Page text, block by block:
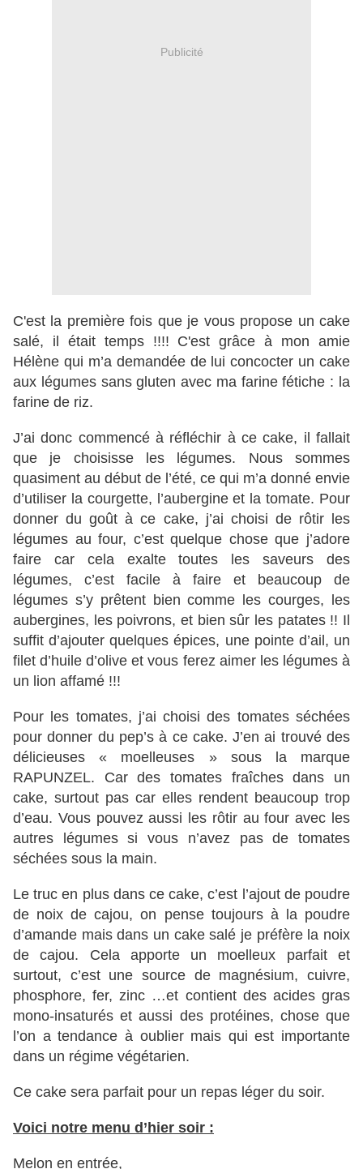
Publicité
C'est la première fois que je vous propose un cake
salé, il était temps !!!! C'est grâce à mon amie
Hélène qui m’a demandée de lui concocter un cake
aux légumes sans gluten avec ma farine fétiche : la
farine de riz.
J’ai donc commencé à réfléchir à ce cake, il fallait
que je choisisse les légumes. Nous sommes
quasiment au début de l’été, ce qui m’a donné envie
d’utiliser la courgette, l’aubergine et la tomate. Pour
donner du goût à ce cake, j’ai choisi de rôtir les
légumes au four, c’est quelque chose que j’adore
faire car cela exalte toutes les saveurs des
légumes, c’est facile à faire et beaucoup de
légumes s’y prêtent bien comme les courges, les
aubergines, les poivrons, et bien sûr les patates !! Il
suffit d’ajouter quelques épices, une pointe d’ail, un
filet d’huile d’olive et vous ferez aimer les légumes à
un lion affamé !!!
Pour les tomates, j’ai choisi des tomates séchées
pour donner du pep’s à ce cake. J’en ai trouvé des
délicieuses « moelleuses » sous la marque
RAPUNZEL. Car des tomates fraîches dans un
cake, surtout pas car elles rendent beaucoup trop
d’eau. Vous pouvez aussi les rôtir au four avec les
autres légumes si vous n’avez pas de tomates
séchées sous la main.
Le truc en plus dans ce cake, c’est l’ajout de poudre
de noix de cajou, on pense toujours à la poudre
d’amande mais dans un cake salé je préfère la noix
de cajou. Cela apporte un moelleux parfait et
surtout, c’est une source de magnésium, cuivre,
phosphore, fer, zinc …et contient des acides gras
mono-insaturés et aussi des protéines, chose que
l’on a tendance à oublier mais qui est importante
dans un régime végétarien.
Ce cake sera parfait pour un repas léger du soir.
Voici notre menu d’hier soir :
Melon en entrée,